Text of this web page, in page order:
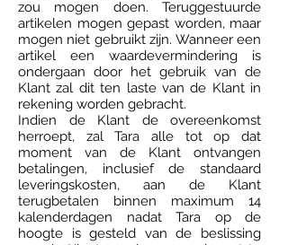
zou mogen doen. Teruggestuurde
artikelen mogen gepast worden, maar
mogen niet gebruikt zijn. Wanneer een
artikel een waardevermindering is
ondergaan door het gebruik van de
Klant zal dit ten laste van de Klant in
rekening worden gebracht.
Indien de Klant de overeenkomst
herroept, zal Tara alle tot op dat
moment van de Klant ontvangen
betalingen, inclusief de standaard
leveringskosten, aan de Klant
terugbetalen binnen maximum 14
kalenderdagen nadat Tara op de
hoogte is gesteld van de beslissing